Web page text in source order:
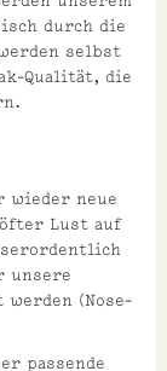
durch die
selbst
Qualität, die
wieder neue
Lust auf
unsere
(Nose-
passende